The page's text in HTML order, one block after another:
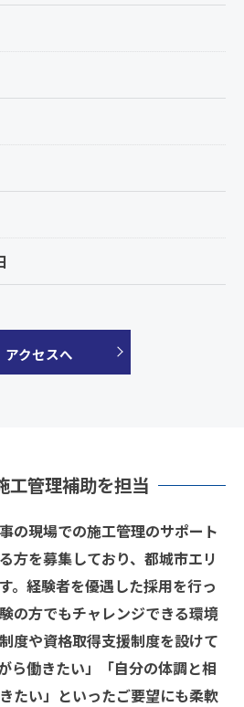
アクセスへ
工管理補助を担当
の現場での施工管理のサポート
方を募集しており、都城市エリ
。経験者を優遇した採用を行っ
の方でもチャレンジできる環境
度や資格取得支援制度を設けて
ら働きたい」「自分の体調と相
たい」といったご要望にも柔軟